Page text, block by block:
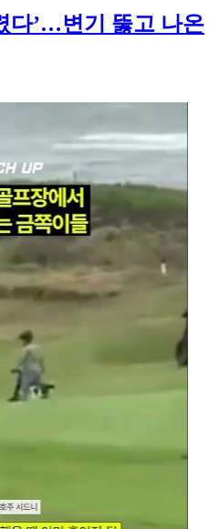
다’…변기 뚫고 나온